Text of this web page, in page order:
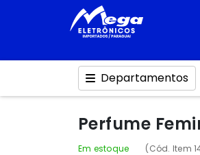
Departamentos
Perfume
Em estoque (Cód. Item